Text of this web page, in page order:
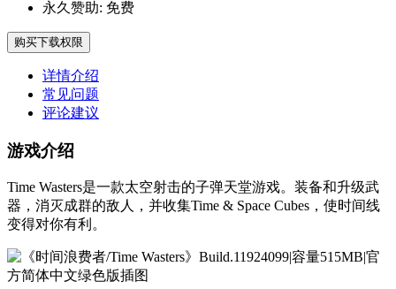
永久赞助: 免费
购买下载权限
详情介绍
常见问题
评论建议
游戏介绍
Time Wasters是一款太空射击的子弹天堂游戏。装备和升级武
器，消灭成群的敌人，并收集Time & Space Cubes，使时间线
变得对你有利。